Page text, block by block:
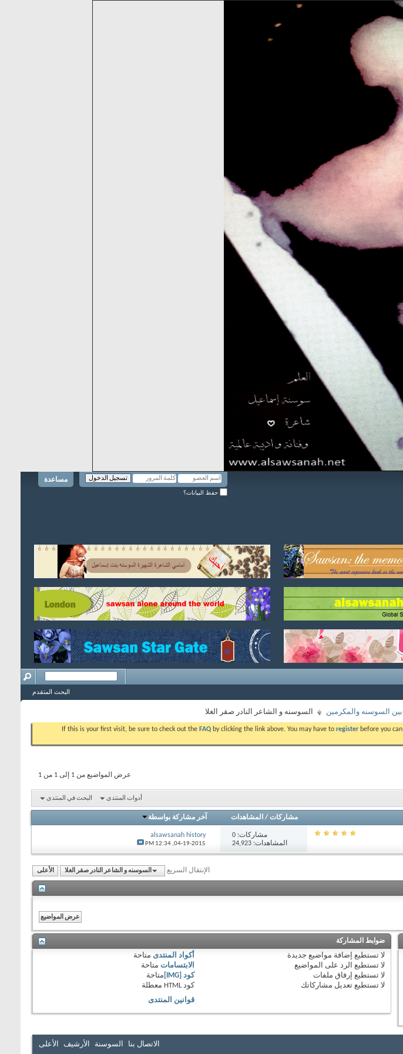
مساعدة
حفظ البيانات؟
البحث المتقدم
بين السوسنه والمكرمين السوسنه و الشاعر النادر صقر الغلا
If this is your first visit, be sure to check out the FAQ by clicking the link above. You may have to register before you
عرض المواضيع من 1 إلى 1 من 1
أدوات المنتدى البحث في المنتدى
مشاركات / المشاهدات آخر مشاركة بواسطة
مشاركات:0
المشاهدات: 24,923
alsawsanah history
04-19-2015,
12:34 PM
الإنتقال السريع السوسنه و الشاعر النادر صقر الغلا الأعلى
ضوابط المشاركة
لا تستطيع إضافة مواضيع جديدة
لا تستطيع الرد على المواضيع
لا تستطيع إرفاق ملفات
لا تستطيع تعديل مشاركاتك
أكواد المنتدى متاحة
الابتسامات متاحة
كود [IMG]
متاحة
كود HTML
معطلة
قوانين المنتدى
الاتصال بنا السوسنة الأرشيف الأعلى